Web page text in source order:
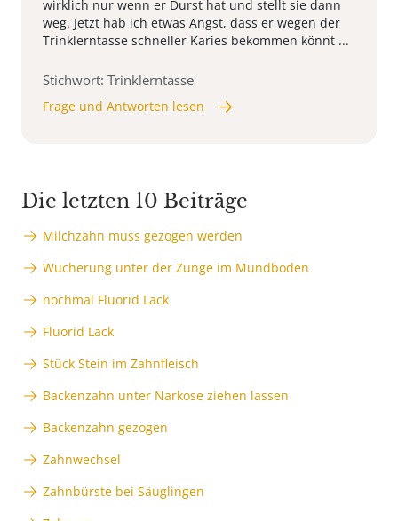
wirklich nur wenn er Durst hat und stellt sie dann
weg. Jetzt hab ich etwas Angst, dass er wegen der
Trinklerntasse schneller Karies bekommen könnt ...
Stichwort: Trinklerntasse
Frage und Antworten lesen
Die letzten 10 Beiträge
Milchzahn muss gezogen werden
Wucherung unter der Zunge im Mundboden
nochmal Fluorid Lack
Fluorid Lack
Stück Stein im Zahnfleisch
Backenzahn unter Narkose ziehen lassen
Backenzahn gezogen
Zahnwechsel
Zahnbürste bei Säuglingen